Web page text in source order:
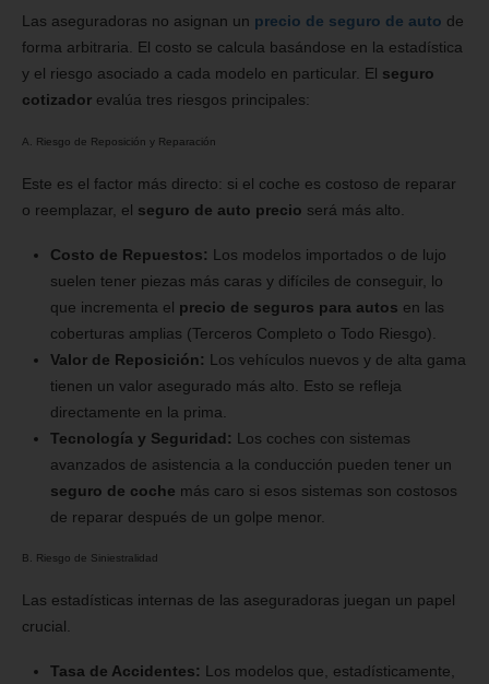
Las aseguradoras no asignan un precio de seguro de auto de
forma arbitraria. El costo se calcula basándose en la estadística
y el riesgo asociado a cada modelo en particular. El seguro
cotizador evalúa tres riesgos principales:
A. Riesgo de Reposición y Reparación
Este es el factor más directo: si el coche es costoso de reparar
o reemplazar, el seguro de auto precio será más alto.
Costo de Repuestos: Los modelos importados o de lujo
suelen tener piezas más caras y difíciles de conseguir, lo
que incrementa el precio de seguros para autos en las
coberturas amplias (Terceros Completo o Todo Riesgo).
Valor de Reposición: Los vehículos nuevos y de alta gama
tienen un valor asegurado más alto. Esto se refleja
directamente en la prima.
Tecnología y Seguridad: Los coches con sistemas
avanzados de asistencia a la conducción pueden tener un
seguro de coche más caro si esos sistemas son costosos
de reparar después de un golpe menor.
B. Riesgo de Siniestralidad
Las estadísticas internas de las aseguradoras juegan un papel
crucial.
Tasa de Accidentes: Los modelos que, estadísticamente,